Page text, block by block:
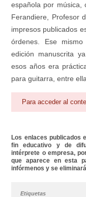
Área personal
española por música,
Ferandiere, Profesor
impresos publicados
órdenes. Ese
edición manuscrita
esos años era
para guitarra, entre
Para acceder al
Los enlaces publicados
fin educativo y de
intérprete o empresa,
que aparece en esta
infórmenos y se
Etiquetas